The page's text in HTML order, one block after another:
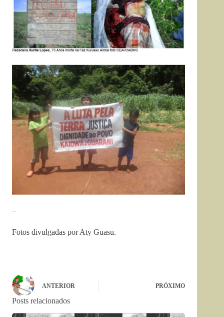
–
Fotos divulgadas por Aty Guasu.
ANTERIOR PRÓXIMO
Posts relacionados